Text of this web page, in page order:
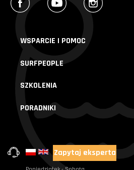
WSPARCIE I POMOC
SURFPEOPLE
SZKOLENIA
PORADNIKI
+48 720 004 000
Zapytaj eksperta